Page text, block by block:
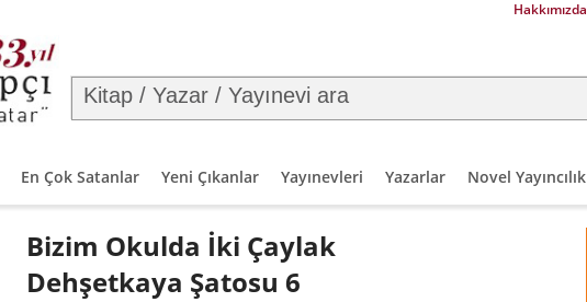
Hakkımızda
En Çok Satanlar Yeni Çıkanlar Yayınevleri Yazarlar Novel Yayıncılık
Bizim Okulda İki Çaylak
Dehşetkaya Şatosu 6